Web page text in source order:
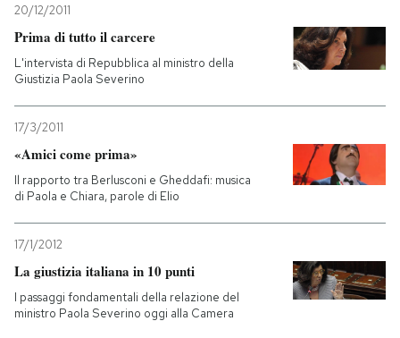
20/12/2011
Prima di tutto il carcere
L'intervista di Repubblica al ministro della
Giustizia Paola Severino
17/3/2011
«Amici come prima»
Il rapporto tra Berlusconi e Gheddafi: musica
di Paola e Chiara, parole di Elio
17/1/2012
La giustizia italiana in 10 punti
I passaggi fondamentali della relazione del
ministro Paola Severino oggi alla Camera